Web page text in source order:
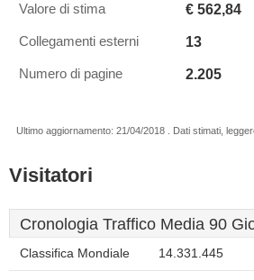
Valore di stima € 562,84
Collegamenti esterni 13
Numero di pagine 2.205
Ultimo aggiornamento: 21/04/2018 . Dati stimati,
Visitatori
Cronologia Traffico Media 90
Classifica Mondiale 14.331.445